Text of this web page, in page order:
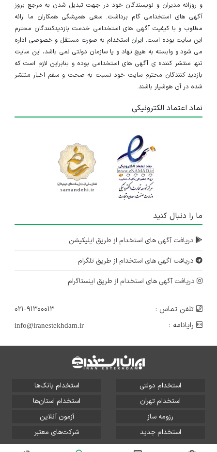
و روزانه مدیران و نویسندگان خود در جهت تبدیل شدن به مرجع بروز
آگهی های استخدامی گام برداشت. سعی همیشگی همکاران ما ارائه
مطلوب و با کیفیت آگهی های استخدامی خدمت بازدیدکنندگان محترم
این سایت بوده است. ایران استخدام به صورت مستقل و خصوصی اداره
می شود و وابسته به هیچ نهاد و یا سازمان دولتی نمی باشد، این سایت
تنها منتشر کننده ی آگهی های استخدامی بوده و بنابراین لازم است که
بازدید کنندگان محترم سایت خود نسبت به صحت و سقم اخبار منتشر
شده در آن هوشیار باشند.
نماد اعتماد الکترونیکی
ما را دنبال کنید
دریافت آگهی های استخدام از طریق اپلیکیشن
دریافت آگهی های استخدام از طریق تلگرام
دریافت آگهی های استخدام از طریق اینستاگرام
تلفن تماس :
۰۲۱-۹۱۳۰۰۰۱۳
رایانامه :
info@iranestekhdam.ir
استخدام دولتی
استخدام بانک‌ها
استخدام تهران
استخدام استان‌ها
رزومه ساز
آزمون آنلاین
استخدام جدید
شرکت‌های معتبر
تمامی حقوق این سایت برای آلتین سیستم محفوظ است و هر